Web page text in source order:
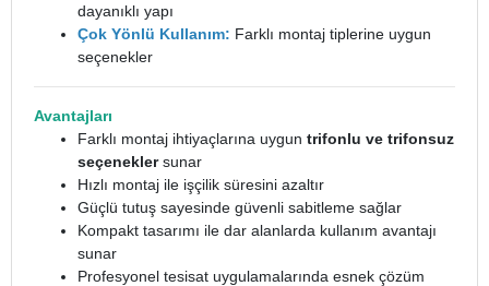
dayanıklı yapı
Çok Yönlü Kullanım: Farklı montaj tiplerine uygun
seçenekler
Avantajları
Farklı montaj ihtiyaçlarına uygun trifonlu ve trifonsuz
seçeneklersunar
Hızlı montaj ile işçilik süresini azaltır
Güçlü tutuş sayesinde güvenli sabitleme sağlar
Kompakt tasarımı ile dar alanlarda kullanım avantajı
sunar
Profesyonel tesisat uygulamalarında esnek çözüm